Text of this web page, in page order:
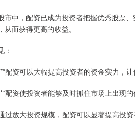
市中，配资已成为投资者把握优秀股票
而获得更高的收益。
：
配资可以大幅提高投资者的资金实力，
配资使投资者能够及时抓住市场上出现的
过放大投资规模，配资可以显著提高投